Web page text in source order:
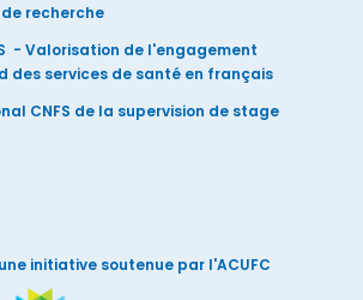
recherche
- Valorisation de l'engagement
des services de santé en français
CNFS de la supervision de stage
une initiative soutenue par l'ACUFC